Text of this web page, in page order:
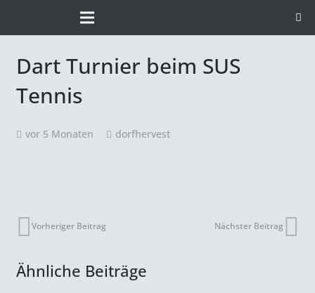
Dart Turnier beim SUS
Tennis
vor 5 Monaten dorfhervest
Vorheriger Beitrag Nächster Beitrag
Ähnliche Beiträge